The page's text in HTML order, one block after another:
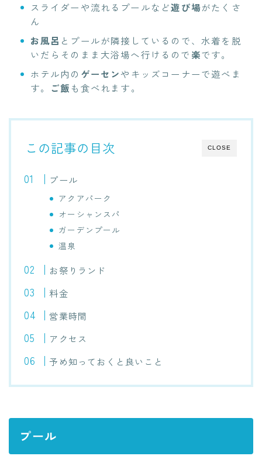
スライダーや流れるプールなど遊び場がたくさ
ん
お風呂 とプールが隣接しているので、水着を脱
いだらそのまま大浴場へ行けるので 楽です。
ホテル内の ゲーセンやキッズコーナーで遊べま
す。 ご飯も食べれます。
CLOSE
この記事の目次
プール
アクアパーク
オーシャンスパ
ガーデンプール
温泉
お祭りランド
料金
営業時間
アクセス
予め知っておくと良いこと
プール